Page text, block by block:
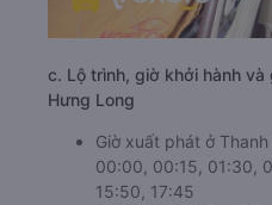
c. Lộ trình, giờ khởi hành
Hưng Long
Giờ xuất phát ở
00:00, 00:15, 01:30,
15:50, 17:45